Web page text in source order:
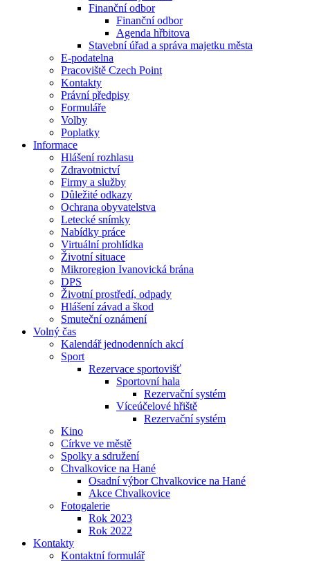
Finanční odbor
Finanční odbor
Agenda hřbitova
Stavební úřad a správa majetku města
E-podatelna
Pracoviště Czech Point
Kontakty
Právní předpisy
Formuláře
Volby
Poplatky
Informace
Hlášení rozhlasu
Zdravotnictví
Firmy a služby
Důležité odkazy
Ochrana obyvatelstva
Letecké snímky
Nabídky práce
Virtuální prohlídka
Životní situace
Mikroregion Ivanovická brána
DPS
Životní prostředí, odpady
Hlášení závad a škod
Smuteční oznámení
Volný čas
Kalendář jednodenních akcí
Sport
Rezervace sportovišť
Sportovní hala
Rezervační systém
Víceúčelové hřiště
Rezervační systém
Kino
Církve ve městě
Spolky a sdružení
Chvalkovice na Hané
Osadní výbor Chvalkovice na Hané
Akce Chvalkovice
Fotogalerie
Rok 2023
Rok 2022
Kontakty
Kontaktní formulář